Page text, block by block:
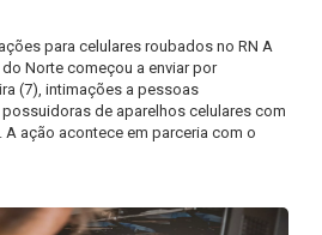
para celulares roubados no RN A
Norte começou a enviar por
(7), intimações a pessoas
de aparelhos celulares com
ação acontece em parceria com o